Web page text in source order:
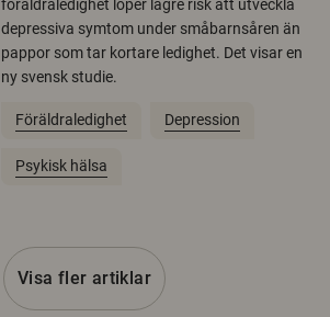
föräldraledighet löper lägre risk att utveckla
depressiva symtom under småbarnsåren än
pappor som tar kortare ledighet. Det visar en
ny svensk studie.
Föräldraledighet Depression
Psykisk hälsa
Visa fler artiklar